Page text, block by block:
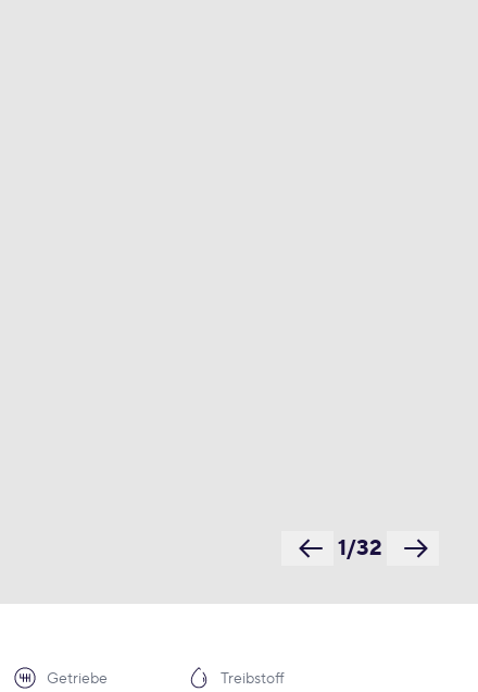
1/32
Getriebe Treibstoff